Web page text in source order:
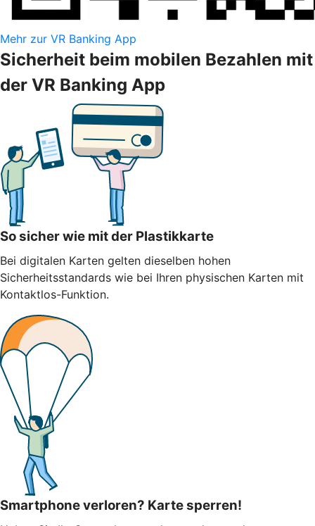
Mehr zur VR Banking App
Sicherheit beim mobilen Bezahlen mit
der VR Banking App
So sicher wie mit der Plastikkarte
Bei digitalen Karten gelten dieselben hohen
Sicherheitsstandards wie bei Ihren physischen Karten mit
Kontaktlos-Funktion.
Smartphone verloren? Karte sperren!